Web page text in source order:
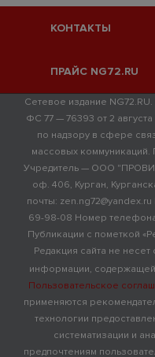
КОНТАКТЫ
ПРАЙС NG72.RU
Сетевое издание
ФС 77 — 76393 от 2
по надзору в сфере
массовых
Учредитель — ООО
оф. 406, Курган,
почты:
69-98-08 Номер
Публикации с пометкой
Редакция сайта не несет
информации,
Пользовательское
применяются
технологии
систематизации и
предпочтениям